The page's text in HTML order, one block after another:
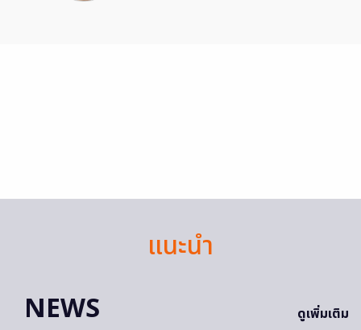
แนะนำ
NEWS
ดูเพิ่มเติม